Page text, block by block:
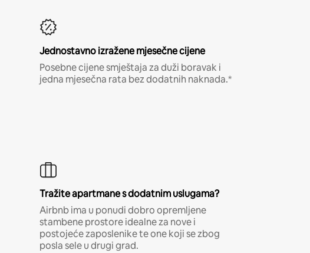
Jednostavno izražene mjesečne cijene
Posebne cijene smještaja za duži boravak i
jedna mjesečna rata bez dodatnih naknada.*
Tražite apartmane s dodatnim uslugama?
Airbnb ima u ponudi dobro opremljene
stambene prostore idealne za nove i
postojeće zaposlenike te one koji se zbog
posla sele u drugi grad.